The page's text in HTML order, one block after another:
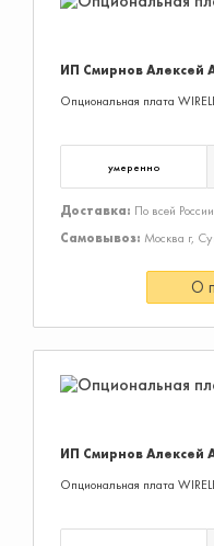
ИП Смирнов Алексей
Опциональная плата
умеренно
Доставка: По всей России
Самовывоз: Москва г,
О
ИП Смирнов Алексей
Опциональная плата